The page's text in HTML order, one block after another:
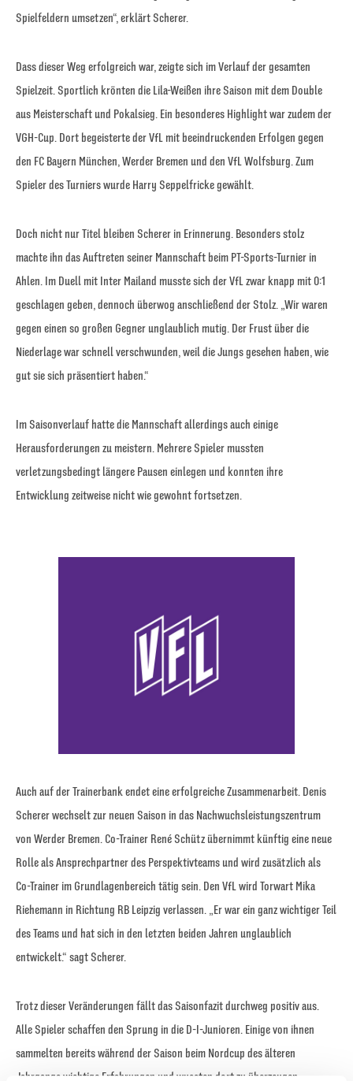
Spielfeldern umsetzen“, erklärt Scherer.
Dass dieser Weg erfolgreich war, zeigte sich im Verlauf der gesamten
Spielzeit. Sportlich krönten die Lila-Weißen ihre Saison mit dem Double
aus Meisterschaft und Pokalsieg. Ein besonderes Highlight war zudem der
VGH-Cup. Dort begeisterte der VfL mit beeindruckenden Erfolgen gegen
den FC Bayern München, Werder Bremen und den VfL Wolfsburg. Zum
Spieler des Turniers wurde Harry Seppelfricke gewählt.
Doch nicht nur Titel bleiben Scherer in Erinnerung. Besonders stolz
machte ihn das Auftreten seiner Mannschaft beim PT-Sports-Turnier in
Ahlen. Im Duell mit Inter Mailand musste sich der VfL zwar knapp mit 0:1
geschlagen geben, dennoch überwog anschließend der Stolz. „Wir waren
gegen einen so großen Gegner unglaublich mutig. Der Frust über die
Niederlage war schnell verschwunden, weil die Jungs gesehen haben, wie
gut sie sich präsentiert haben.“
Im Saisonverlauf hatte die Mannschaft allerdings auch einige
Herausforderungen zu meistern. Mehrere Spieler mussten
verletzungsbedingt längere Pausen einlegen und konnten ihre
Entwicklung zeitweise nicht wie gewohnt fortsetzen.
Auch auf der Trainerbank endet eine erfolgreiche Zusammenarbeit. Denis
Scherer wechselt zur neuen Saison in das Nachwuchsleistungszentrum
von Werder Bremen. Co-Trainer René Schütz übernimmt künftig eine neue
Rolle als Ansprechpartner des Perspektivteams und wird zusätzlich als
Co-Trainer im Grundlagenbereich tätig sein. Den VfL wird Torwart Mika
Riehemann in Richtung RB Leipzig verlassen. „Er war ein ganz wichtiger Teil
des Teams und hat sich in den letzten beiden Jahren unglaublich
entwickelt.“ sagt Scherer.
Trotz dieser Veränderungen fällt das Saisonfazit durchweg positiv aus.
Alle Spieler schaffen den Sprung in die D-I-Junioren. Einige von ihnen
sammelten bereits während der Saison beim Nordcup des älteren
Jahrgangs wichtige Erfahrungen und wussten dort zu überzeugen.